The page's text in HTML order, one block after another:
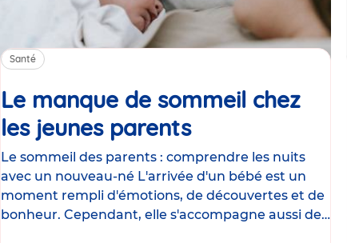
Santé
Le manque de sommeil chez
les jeunes parentsArticle
Le sommeil des parents : comprendre les nuits
avec un nouveau-né L'arrivée d'un bébé est un
moment rempli d'émotions, de découvertes et de
bonheur. Cependant, elle s'accompagne aussi de